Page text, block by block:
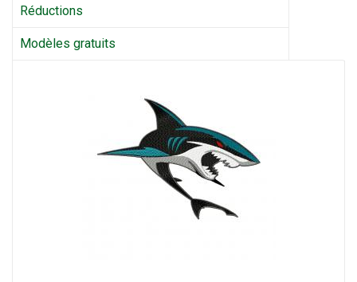
Réductions
Modèles gratuits